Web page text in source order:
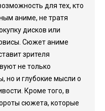
для тех, кто
аниме, не тратя
дисков или
Сюжет аниме
зрителя
не только
но и глубокие мысли о
Кроме того, в
сюжета, которые